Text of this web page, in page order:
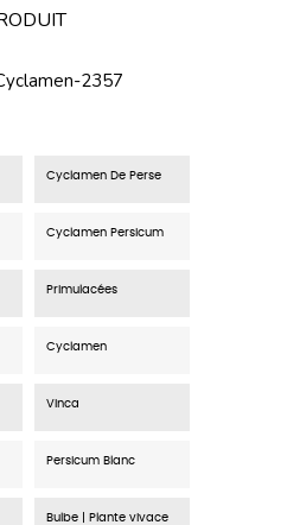
2357
Cyclamen De Perse
Cyclamen Persicum
Primulacées
Cyclamen
Vinca
Persicum Blanc
Bulbe | Plante vivace